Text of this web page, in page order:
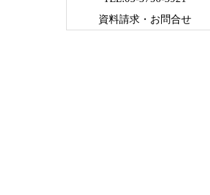
資料請求・お問合せ